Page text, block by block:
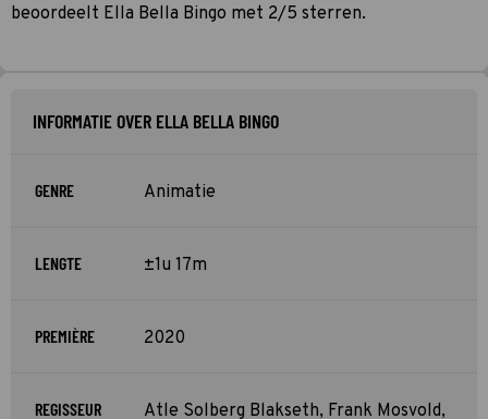
beoordeelt Ella Bella Bingo met 2/5 sterren.
INFORMATIE OVER ELLA BELLA BINGO
GENRE Animatie
LENGTE ±1u 17m
PREMIÈRE 2020
REGISSEUR
Atle Solberg Blakseth, Frank Mosvold,